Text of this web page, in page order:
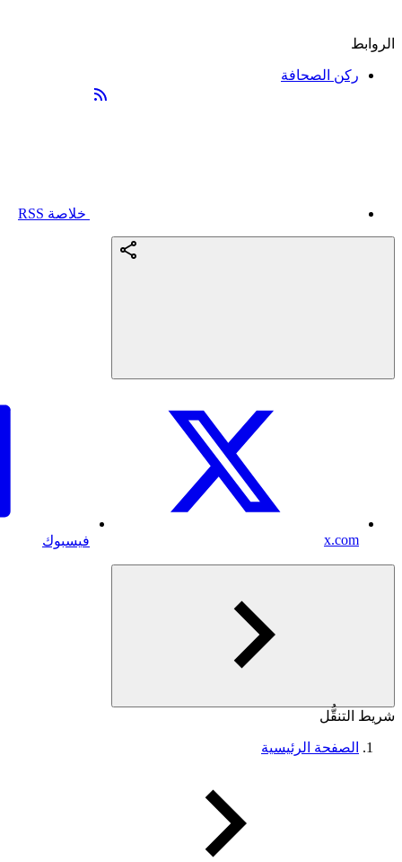
الروابط
ركن الصحافة
خلاصة RSS
x.com فيسبوك
شريط التنقُّل
الصفحة الرئيسية